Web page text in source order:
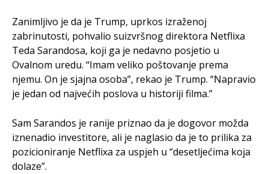
Zanimljivo je da je Trump, uprkos izraženoj
zabrinutosti, pohvalio suizvršnog direktora Netflixa
Teda Sarandosa, koji ga je nedavno posjetio u
Ovalnom uredu. “Imam veliko poštovanje prema
njemu. On je sjajna osoba”, rekao je Trump. “Napravio
je jedan od najvećih poslova u historiji filma.”
Sam Sarandos je ranije priznao da je dogovor možda
iznenadio investitore, ali je naglasio da je to prilika za
pozicioniranje Netflixa za uspjeh u “desetljećima koja
dolaze”.